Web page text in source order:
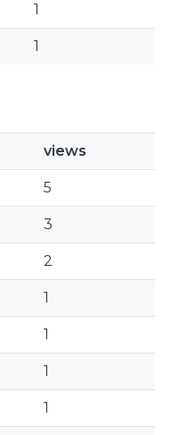
1
1
views
5
3
2
1
1
1
1